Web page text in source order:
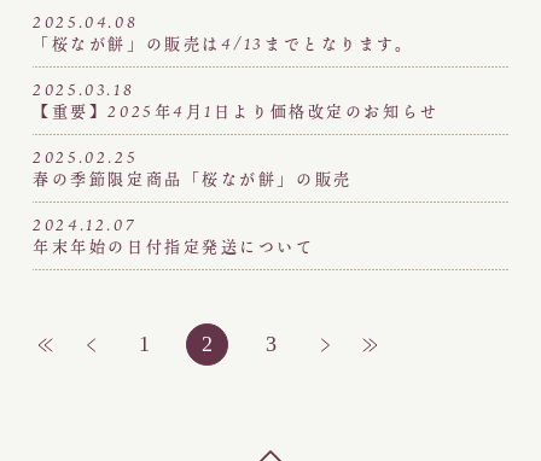
2025.04.08
「桜なが餅」の販売は4/13までとなります。
2025.03.18
【重要】2025年4月1日より価格改定のお知らせ
2025.02.25
春の季節限定商品「桜なが餅」の販売
2024.12.07
年末年始の日付指定発送について
1 2 3